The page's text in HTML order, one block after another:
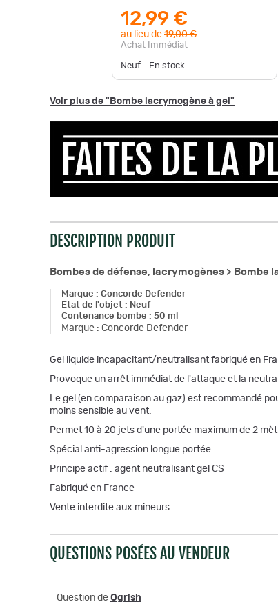
12,99 €
au lieu de 19,00 €
Achat Immédiat
Neuf - En stock
Voir plus de "Bombe lacrymogène à gel"
DESCRIPTION PRODUIT
Bombes de défense, lacrymogènes > Bombe
Marque : Concorde Defender
Etat de l'objet : Neuf
Contenance bombe : 50 ml
Marque : Concorde Defender
Gel liquide incapacitant/neutralisant fabriqué en
Provoque un arrêt immédiat de l'attaque et la
Le gel (en comparaison au gaz) est recommandé
moins sensible au vent.
Permet 10 à 20 jets d'une portée maximum de 2
Spécial anti-agression longue portée
Principe actif : agent neutralisant gel CS
Fabriqué en France
Vente interdite aux mineurs
QUESTIONS POSÉES AU VENDEUR
Question de Ogrish